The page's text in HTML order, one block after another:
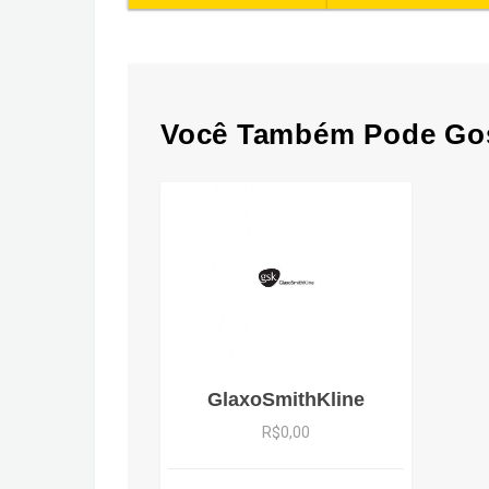
Você Também Pode
GlaxoSmithKline
R$0,00